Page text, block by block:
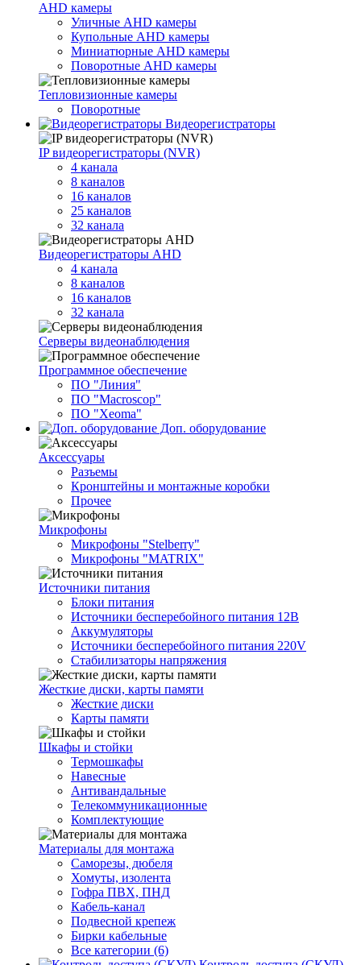
AHD камеры
Уличные AHD камеры
Купольные AHD камеры
Миниатюрные AHD камеры
Поворотные AHD камеры
Тепловизионные камеры
Поворотные
Видеорегистраторы
IP видеорегистраторы (NVR)
4 канала
8 каналов
16 каналов
25 каналов
32 канала
Видеорегистраторы AHD
4 канала
8 каналов
16 каналов
32 канала
Серверы видеонаблюдения
Программное обеспечение
ПО "Линия"
ПО "Macroscop"
ПО "Xeoma"
Доп. оборудование
Аксессуары
Разъемы
Кронштейны и монтажные коробки
Прочее
Микрофоны
Микрофоны "Stelberry"
Микрофоны "MATRIX"
Источники питания
Блоки питания
Источники бесперебойного питания 12В
Аккумуляторы
Источники бесперебойного питания 220V
Стабилизаторы напряжения
Жесткие диски, карты памяти
Жесткие диски
Карты памяти
Шкафы и стойки
Термошкафы
Навесные
Антивандальные
Телекоммуникационные
Комплектующие
Материалы для монтажа
Саморезы, дюбеля
Хомуты, изолента
Гофра ПВХ, ПНД
Кабель-канал
Подвесной крепеж
Бирки кабельные
Все категории (6)